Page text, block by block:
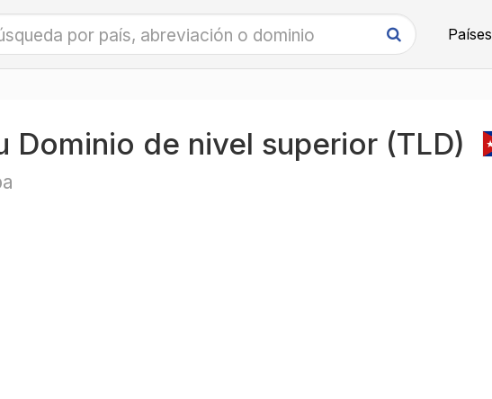
Países
Dominio de nivel superior (TLD)